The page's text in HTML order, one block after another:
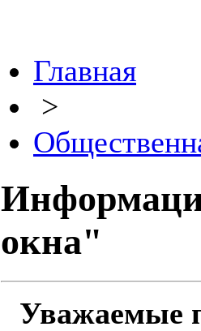
Главная
>
окна"
Уважаемые